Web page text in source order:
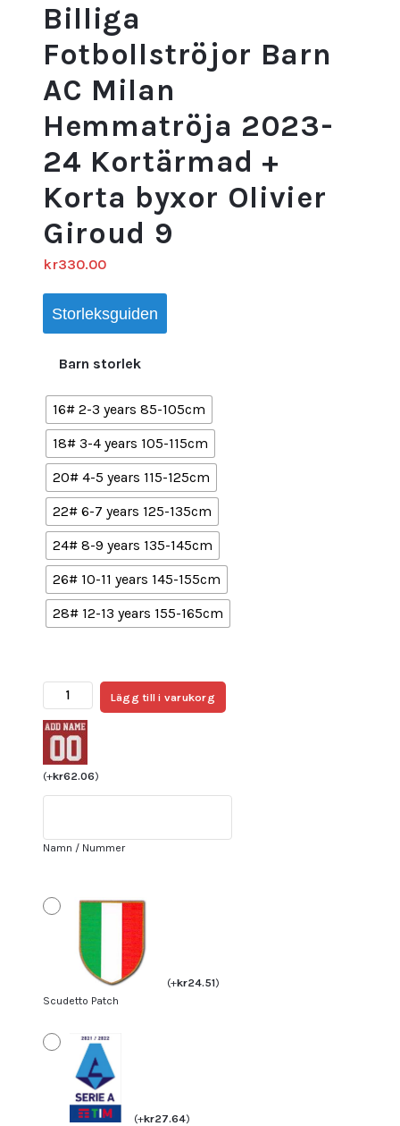
Billiga
Fotbollströjor Barn
AC Milan
Hemmatröja 2023-
24 Kortärmad +
Korta byxor Olivier
Giroud 9
kr330.00
Storleksguiden
Barn storlek
16# 2-3 years 85-105cm
18# 3-4 years 105-115cm
20# 4-5 years 115-125cm
22# 6-7 years 125-135cm
24# 8-9 years 135-145cm
26# 10-11 years 145-155cm
28# 12-13 years 155-165cm
Billiga
Fotbollströjor
Barn
AC
Milan
Hemmatröja
24
Korta
Olivier
Giroud
Lägg till i varukorg
(+kr62.06)
Namn / Nummer
(+kr24.51)
Scudetto Patch
(+kr27.64)